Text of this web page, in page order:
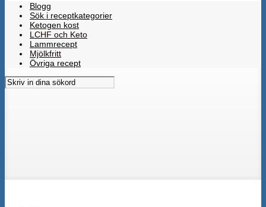
Blogg
Sök i receptkategorier
Ketogen kost
LCHF och Keto
Lammrecept
Mjölkfritt
Övriga recept